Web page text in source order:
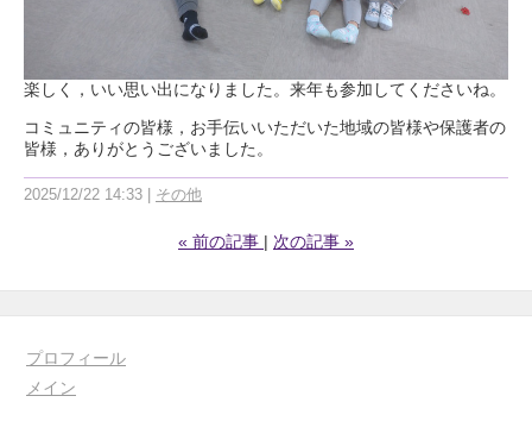
楽しく，いい思い出になりました。来年も参加してくださいね。
コミュニティの皆様，お手伝いいただいた地域の皆様や保護者の
皆様，ありがとうございました。
2025/12/22 14:33 その他
« 前の記事 次の記事 »
プロフィール
メイン